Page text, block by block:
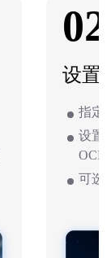
02
设置
指定
设置
OCR
可选